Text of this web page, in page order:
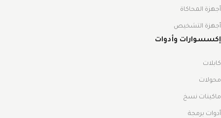
أجهزة المحاكاة
أجهزة التشخيص
إكسسوارات وأدوات
كابلات
محولات
ماكينات نسخ
أدوات برمجة